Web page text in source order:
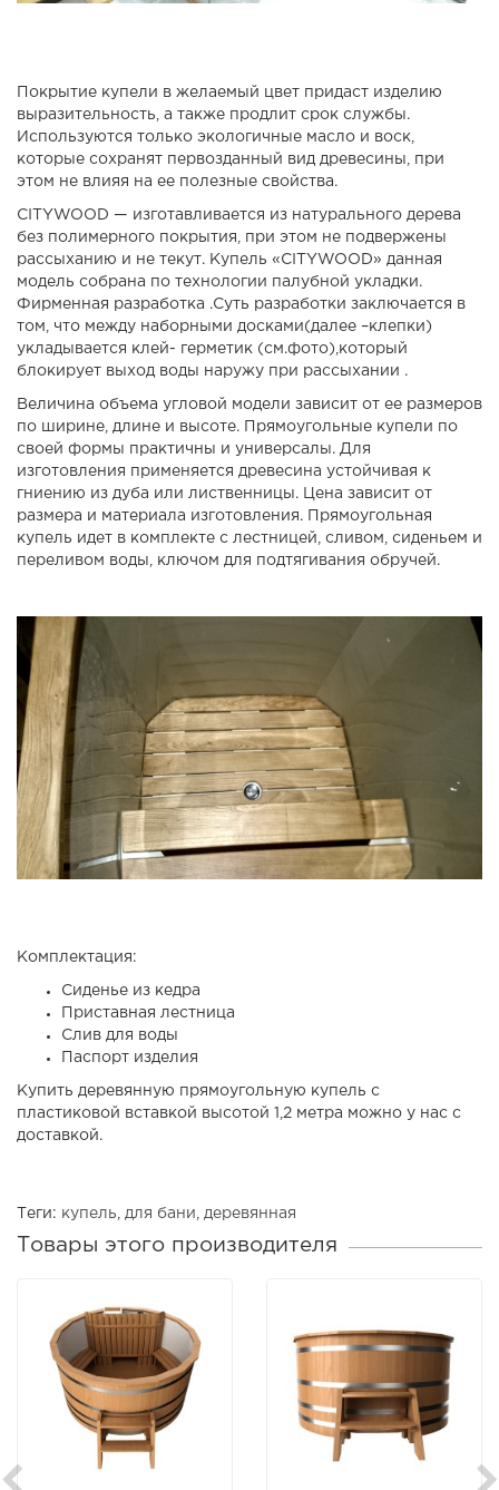
Покрытие купели в желаемый цвет придаст изделию
выразительность, а также продлит срок службы.
Используются только экологичные масло и воск,
которые сохранят первозданный вид древесины, при
этом не влияя на ее полезные свойства.
CITYWOOD — изготавливается из натурального дерева
без полимерного покрытия, при этом не подвержены
рассыханию и не текут. Купель «CITYWOOD» данная
модель собрана по технологии палубной укладки.
Фирменная разработка .Суть разработки заключается в
том, что между наборными досками(далее –клепки)
укладывается клей- герметик (см.фото),который
блокирует выход воды наружу при рассыхании .
Величина объема угловой модели зависит от ее размеров
по ширине, длине и высоте. Прямоугольные купели по
своей формы практичны и универсалы. Для
изготовления применяется древесина устойчивая к
гниению из дуба или лиственницы. Цена зависит от
размера и материала изготовления. Прямоугольная
купель идет в комплекте с лестницей, сливом, сиденьем и
переливом воды, ключом для подтягивания обручей.
Комплектация:
Сиденье из кедра
Приставная лестница
Слив для воды
Паспорт изделия
Купить деревянную прямоугольную купель с
пластиковой вставкой высотой 1,2 метра можно у нас с
доставкой.
Теги: купель для бани деревянная
Товары этого производителя